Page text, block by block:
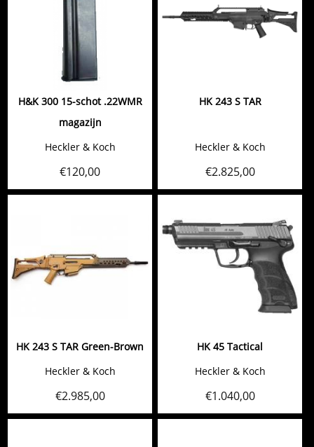
H&K 300 15-schot .22WMR
magazijn
Heckler & Koch
€120,00
HK 243 S TAR
Heckler & Koch
€2.825,00
HK 243 S TAR Green-Brown
Heckler & Koch
€2.985,00
HK 45 Tactical
Heckler & Koch
€1.040,00